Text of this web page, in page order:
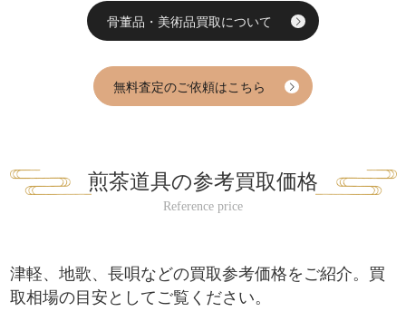
骨董品・美術品買取について
無料査定のご依頼はこちら
煎茶道具の参考買取価格
津軽、地歌、長唄などの買取参考価格をご紹介。買
取相場の目安としてご覧ください。